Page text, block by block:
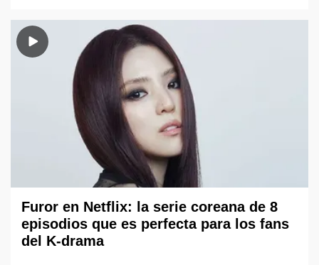
Furor en Netflix: la serie coreana de 8
episodios que es perfecta para los fans
del K-drama